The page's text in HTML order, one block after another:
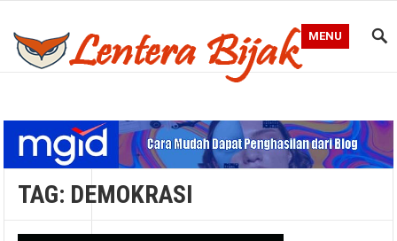
MENU
TAG: DEMOKRASI